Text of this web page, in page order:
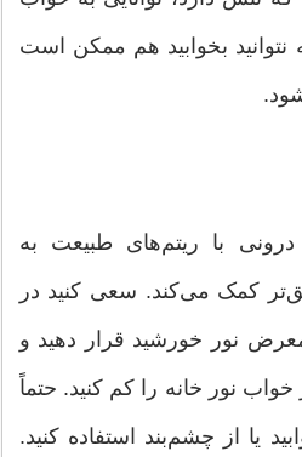
نتوانید بخوابید هم ممکن است
با ریتم‌های طبیعت به
کمک می‌کند. سعی کنید در
نور خورشید قرار دهید و
نور خانه را کم کنید. حتماً
یا از چشم‌بند استفاده کنید.